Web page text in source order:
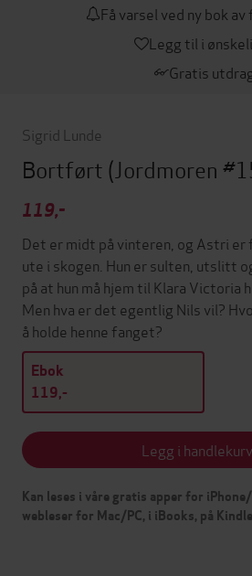
Få varsel ved ny bok
Legg til i
Gratis
Sigrid Lunde
Bortført (Jordmoren
119,-
Det er midt på vinteren, og Astri er
ute i skogen. Hun er sulten, utslitt
på at hun må hjem til Klara Victoria
Men hva er det egentlig Nils vil?
å holde henne fanget?
Ebok
119,-
Legg i
Kan leses i våre gratis apper for
webleser for Mac/PC, i iBooks, på